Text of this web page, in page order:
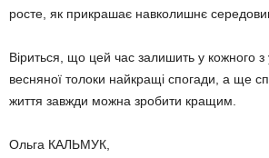
росте, як прикрашає навколишнє
Віриться, що цей час залишить у кожного з
весняної толоки найкращі спогади, а ще
життя завжди можна зробити кращим.
Ольга КАЛЬМУК,